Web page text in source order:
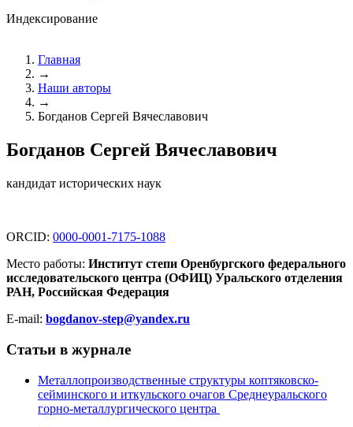
Индексирование
Главная
→
Наши авторы
→
Богданов Сергей Вячеславович
Богданов Сергей Вячеславович
кандидат исторических наук
ORCID: 0000-0001-7175-1088
Место работы: Институт степи Оренбургского федерального
исследовательского центра (ОФИЦ) Уральского отделения
РАН, Российская Федерация
E-mail: bogdanov-step@yandex.ru
Статьи в журнале
Металлопроизводственные структуры коптяковско-
сейминского и иткульского очагов Среднеуральского
горно-металлургического центра